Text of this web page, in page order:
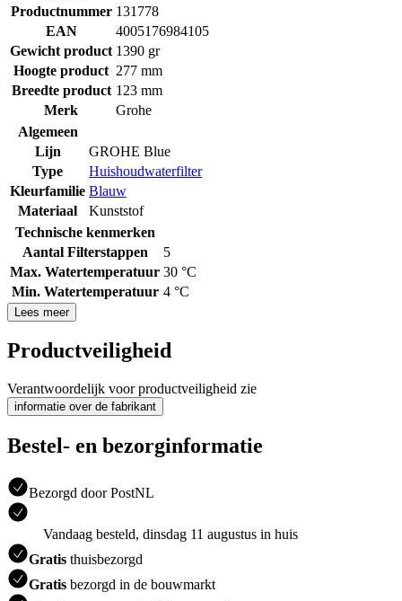
Productnummer 131778
EAN
4005176984105
Gewicht product 1390 gr
Hoogte product 277 mm
Breedte product 123 mm
Merk
Grohe
Algemeen
Lijn
GROHE Blue
Type
Huishoudwaterfilter
Kleurfamilie Blauw
Materiaal
Kunststof
Technische kenmerken
Aantal Filterstappen
5
Max. Watertemperatuur 30 °C
Min. Watertemperatuur 4 °C
Lees meer
Productveiligheid
Verantwoordelijk voor productveiligheid zie
informatie over de fabrikant
Bestel- en bezorginformatie
Bezorgd door PostNL
Vandaag besteld, dinsdag 11 augustus in huis
Gratis thuisbezorgd
Gratis bezorgd in de bouwmarkt